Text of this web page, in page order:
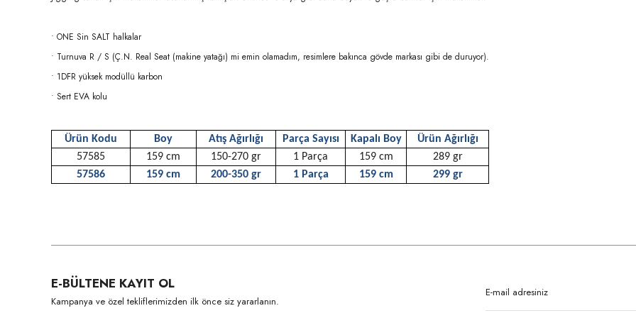
• ONE Sin SALT halkalar
• Turnuva R / S (Ç.N. Real Seat (makine yatağı) mi emin olamadım, resimlere bakınca gövde markası gibi de duruyor).
• 1DFR yüksek modüllü karbon
• Sert EVA kolu
Ürün Kodu Boy Atış Ağırlığı Parça Sayısı Kapalı Boy
Ürün Ağırlığı
57585
159 cm 150-270 gr 1 Parça 159 cm
289 gr
57586
159 cm 200-350 gr 1 Parça 159 cm 299 gr
Ürün açıklamasında eksik bilgiler bulunuyor.
Ürün bilgilerinde hatalar bulunuyor.
E-BÜLTENE KAYIT OL
Kampanya ve özel tekliflerimizden ilk önce siz yararlanın.